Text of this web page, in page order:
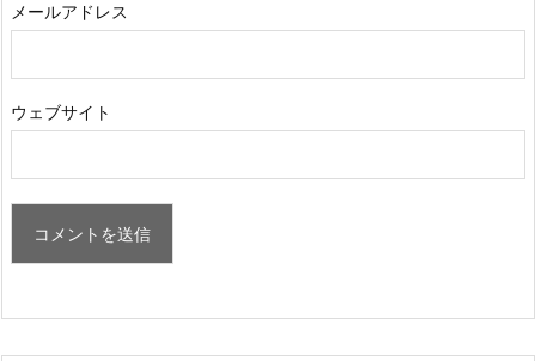
メールアドレス
ウェブサイト